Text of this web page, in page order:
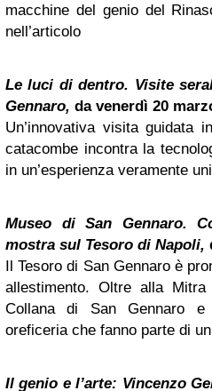
macchine del genio del
nell’articolo
Le luci di dentro. Visite
Gennaro, da venerdì 20
Un’innovativa visita guidata
catacombe incontra la
in un’esperienza veramente
Museo di San Gennaro.
mostra sul Tesoro di Napoli,
Il Tesoro di San Gennaro è
allestimento. Oltre alla
Collana di San Gennaro
oreficeria che fanno parte di
Il genio e l’arte: Vincenzo